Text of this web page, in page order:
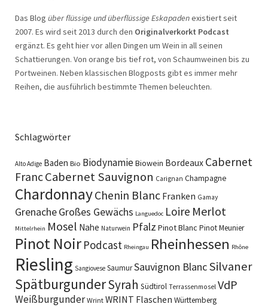
Das Blog über flüssige und überflüssige Eskapadenexistiert seit
2007. Es wird seit 2013 durch den Originalverkorkt Podcast
ergänzt. Es geht hier vor allen Dingen um Wein in all seinen
Schattierungen. Von orange bis tief rot, von Schaumweinen bis zu
Portweinen. Neben klassischen Blogposts gibt es immer mehr
Reihen, die ausführlich bestimmte Themen beleuchten.
Schlagwörter
Alto Adige Baden Bio BiodynamieBiowein Bordeaux Cabernet
FrancCabernet Sauvignon Carignan Champagne
ChardonnayChenin Blanc Franken Gamay
GrenacheGroßes Gewächs Languedoc Loire Merlot
Mittelrhein Mosel Nahe Naturwein Pfalz Pinot Blanc Pinot Meunier
Pinot Noir Podcast Rheingau Rheinhessen Rhône
Riesling Sangiovese SaumurSauvignon BlancSilvaner
SpätburgunderSyrah Südtirol Terrassenmosel VdP
Weißburgunder Wrint WRINT Flaschen Württemberg